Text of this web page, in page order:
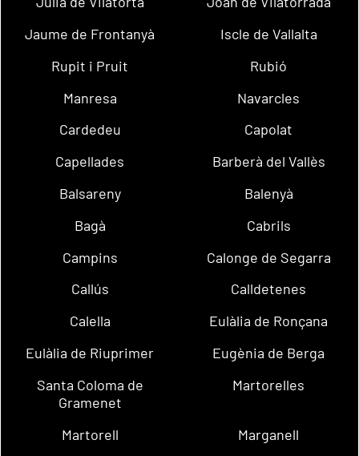
Jaume de Frontanyà
Iscle de Vallalta
Rupit i Pruit
Rubió
Manresa
Navarcles
Cardedeu
Capolat
Capellades
Barberà del Vallès
Balsareny
Balenyà
Bagà
Cabrils
Campins
Calonge de Segarra
Callús
Calldetenes
Calella
Eulàlia de Ronçana
Eulàlia de Riuprimer
Eugènia de Berga
Santa Coloma de
Gramenet
Martorelles
Martorell
Marganell